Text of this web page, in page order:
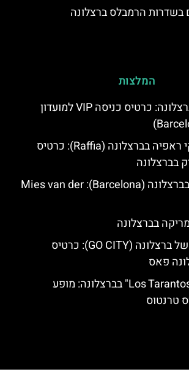
בשדרות הרמבלס ברצלונה
המלצות
חיי הלילה של ברצלונה: כרטיס כניסה VIP למועדון
סדנת הכנת תיקי ראפיה בברצלונה (Raffia): כרטיס
בברצלונה
סיור אדריכלות בברצלונה (Barcelona): Mies van der
בברצלונה
כרטיס ההנחות של ברצלונה (GO CITY): כרטיס
פאס
מופע פלמנקו "Los Tarantos" בברצלונה: מופע
טרנטוס